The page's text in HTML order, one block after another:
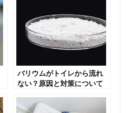
バリウムがトイレから流れ
ない？原因と対策について